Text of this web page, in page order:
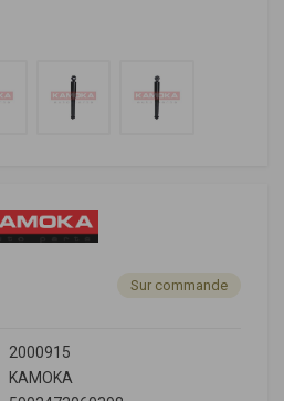
Sur commande
2000915
KAMOKA